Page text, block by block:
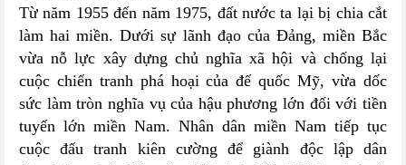
Từ năm 1955 đến năm 1975, đất nước ta lại bị chia cắt
làm hai miền. Dưới sự lãnh đạo của Đảng, miền Bắc
vừa nỗ lực xây dựng chủ nghĩa xã hội và chống lại
cuộc chiến tranh phá hoại của đế quốc Mỹ, vừa dốc
sức làm tròn nghĩa vụ của hậu phương lớn đối với tiền
tuyến lớn miền Nam. Nhân dân miền Nam tiếp tục
cuộc đấu tranh kiên cường để giành độc lập dân